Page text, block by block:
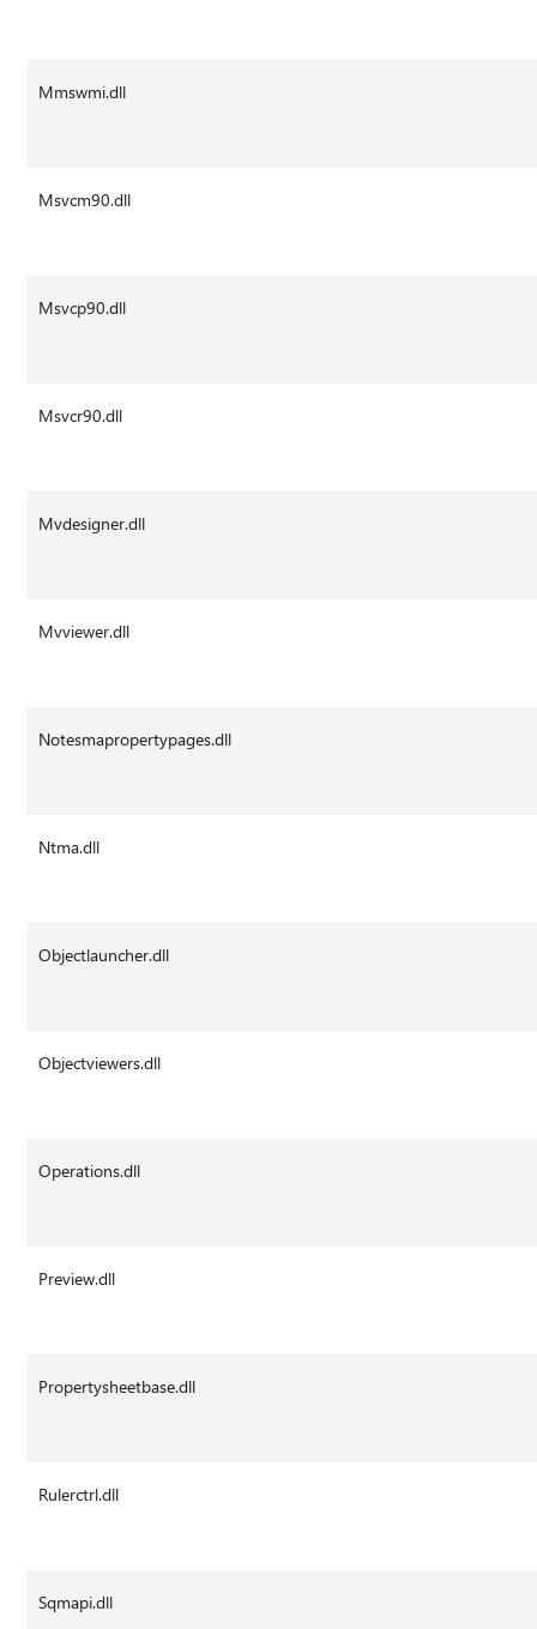
Mmswmi.dll
Msvcm90.dll
Msvcp90.dll
Msvcr90.dll
Mvdesigner.dll
Mvviewer.dll
Notesmapropertypages.dll
Ntma.dll
Objectlauncher.dll
Objectviewers.dll
Operations.dll
Preview.dll
Propertysheetbase.dll
Rulerctrl.dll
Sqmapi.dll